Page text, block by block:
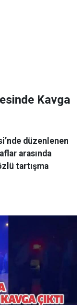
Kavga
düzenlenen
arasında
tartışma